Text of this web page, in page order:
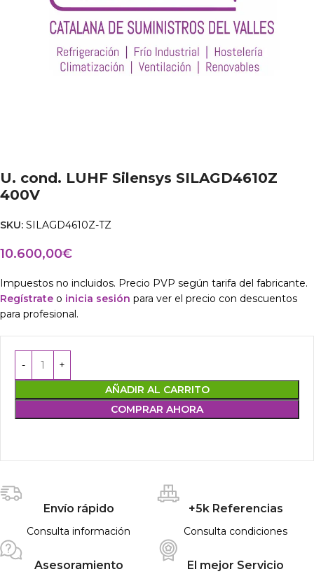
U. cond. LUHF Silensys SILAGD4610Z
400V
SKU: SILAGD4610Z-TZ
10.600,00€
Impuestos no incluidos. Precio PVP según tarifa del fabricante.
Regístrate o inicia sesión para ver el precio con descuentos
para profesional.
AÑADIR AL CARRITO
COMPRAR AHORA
Envío rápido
Consulta información
+5k Referencias
Consulta condiciones
Asesoramiento El mejor Servicio